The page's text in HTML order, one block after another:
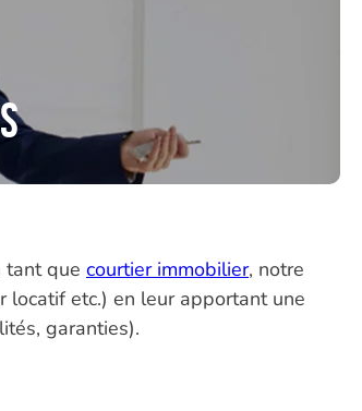
tant que courtier immobilier, notre
locatif etc.) en leur apportant une
garanties).